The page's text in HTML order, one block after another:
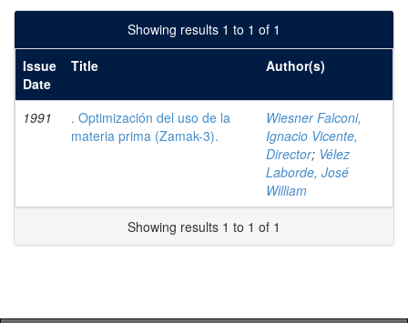
Showing results 1 to 1 of 1
Issue
Date
Title Author(s)
1991
. Optimización del uso de la
materia prima (Zamak-3).
Wiesner Falconi,
Ignacio Vicente,
Director; Vélez
Laborde, José
William
Showing results 1 to 1 of 1